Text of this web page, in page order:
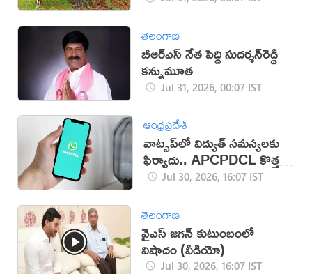
తెలంగాణ
బీఆర్‌ఎస్ నేత పెద్ది సుదర్శన్‌రెడ్డి
కన్నుమూత
Jul 31, 2026, 00:07 IST
ఆంధ్రప్రదేశ్
వాట్సప్‌లో విద్యుత్ సమస్యలకు
ఫిర్యాదు.. APCPDCL కొత్త
సేవలుJul 30, 2026, 16:07 IST
తెలంగాణ
వైఎస్ జగన్ కుటుంబంలో
విషాదం (వీడియో)
Jul 30, 2026, 16:07 IST